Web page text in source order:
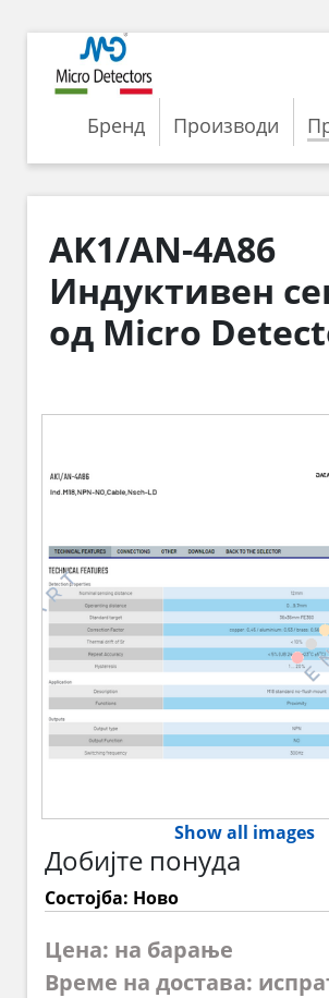
Бренд Производи
AK1/AN-4A86
Индуктивен
од Micro
Show all images
Добијте понуда
Состојба: Ново
Цена: на барање
Време на достава: